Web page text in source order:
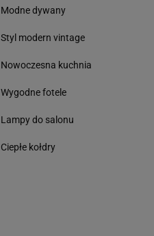
Modne dywany
Styl modern vintage
Nowoczesna kuchnia
Wygodne fotele
Lampy do salonu
Ciepłe kołdry